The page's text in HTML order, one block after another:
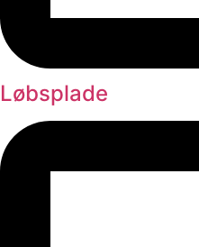
Løbsplade